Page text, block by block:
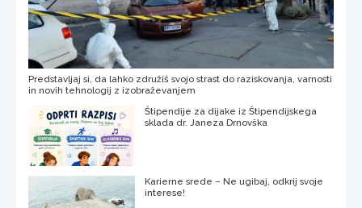
Predstavljaj si, da lahko združiš svojo strast do raziskovanja, varnosti
in novih tehnologij z izobraževanjem
Štipendije za dijake iz Štipendijskega
sklada dr. Janeza Drnovška
Karierne srede – Ne ugibaj, odkrij svoje
interese!